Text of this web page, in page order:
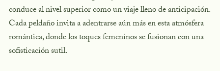
conduce al nivel superior como un viaje lleno de anticipación.
Cada peldaño invita a adentrarse aún más en esta atmósfera
romántica, donde los toques femeninos se fusionan con una
sofisticación sutil.